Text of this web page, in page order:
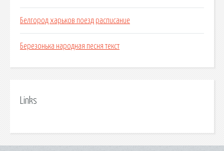
Белгород харьков поезд расписание
Березонька народная песня текст
Links